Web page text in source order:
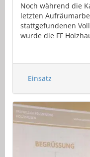
Noch während die
letzten
stattgefundenen
wurde die FF
Einsatz